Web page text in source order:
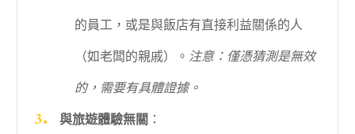
的員工，或是與飯店有直接利益關係的人
（如老闆的親戚）。 注意：僅憑猜測是無效
的，需要有具體證據。
與旅遊體驗無關 ：